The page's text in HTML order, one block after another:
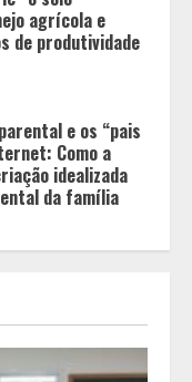
agrícola e
de produtividade
e os “pais
Como a
idealizada
da família
a
de